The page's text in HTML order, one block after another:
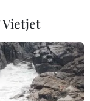
#nhà đầu tư
Vietjet